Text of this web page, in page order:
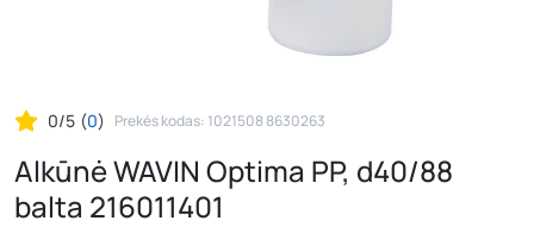
0/5 (0) Prekės kodas: 1021508 8630263
Alkūnė WAVIN Optima PP, d40/88
balta 216011401